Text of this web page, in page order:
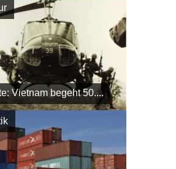
Vietnam begeht 50....